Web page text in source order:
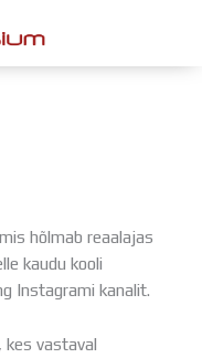
hõlmab reaalajas
kaudu kooli
Instagrami kanalit.
kes vastaval